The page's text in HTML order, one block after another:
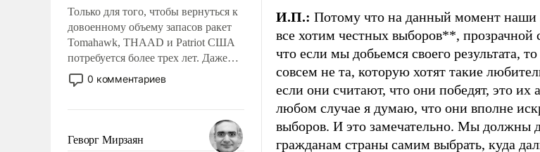
Только для того, чтобы вернуться к
довоенному объему запасов ракет
Tomahawk, THAAD и Patriot США
потребуется более трех лет. Даже
небольшая война с Ираном
опустошила американские
уязвимости США, например, перед
0 комментариев
Геворг Мирзаян
И.П.: Потому что на данный момент наши
все хотим честных выборов**, прозрачной
что если мы добьемся своего результата,
совсем не та, которую хотят такие
если они считают, что они победят, это их
любом случае я думаю, что они вполне
выборов. И это замечательно. Мы должны
гражданам страны самим выбрать, куда